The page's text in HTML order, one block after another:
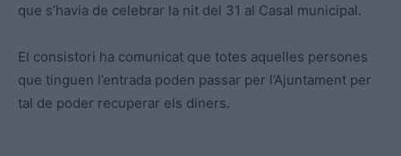
que s’havia de celebrar la nit del 31 al Casal municipal.
El consistori ha comunicat que totes aquelles persones
que tinguen l’entrada poden passar per l’Ajuntament per
tal de poder recuperar els diners.